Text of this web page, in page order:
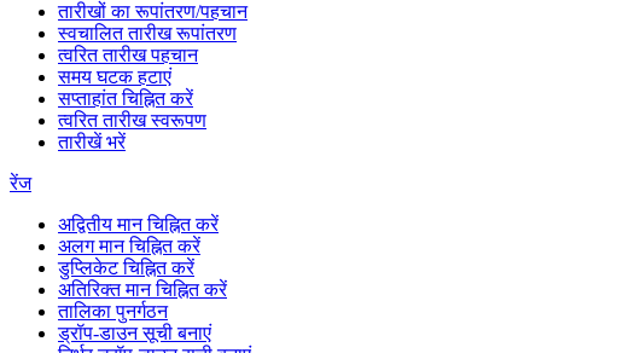
तारीखों का रूपांतरण/पहचान
स्वचालित तारीख रूपांतरण
त्वरित तारीख पहचान
समय घटक हटाएं
सप्ताहांत चिह्नित करें
त्वरित तारीख स्वरूपण
तारीखें भरें
रेंज
अद्वितीय मान चिह्नित करें
अलग मान चिह्नित करें
डुप्लिकेट चिह्नित करें
अतिरिक्त मान चिह्नित करें
तालिका पुनर्गठन
ड्रॉप-डाउन सूची बनाएं